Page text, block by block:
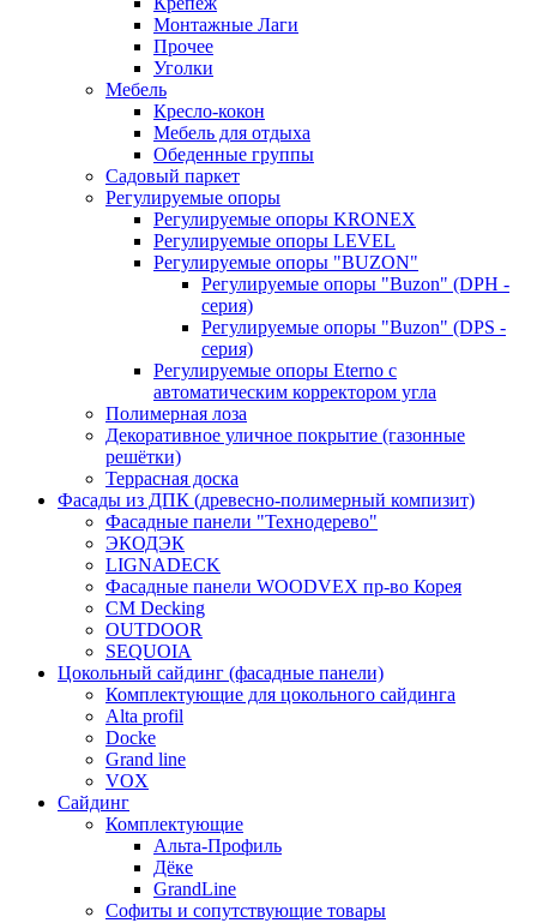
Монтажные Лаги
Прочее
Уголки
Мебель
Кресло-кокон
Мебель для отдыха
Обеденные группы
Садовый паркет
Регулируемые опоры
Регулируемые опоры KRONEX
Регулируемые опоры LEVEL
Регулируемые опоры "BUZON"
Регулируемые опоры "Buzon" (DPH -
серия)
Регулируемые опоры "Buzon" (DPS -
серия)
Регулируемые опоры Eterno с
автоматическим корректором угла
Полимерная лоза
Декоративное уличное покрытие (газонные
решётки)
Террасная доска
Фасады из ДПК (древесно-полимерный компизит)
Фасадные панели "Технодерево"
ЭКОДЭК
LIGNADECK
Фасадные панели WOODVEX пр-во Корея
CM Decking
OUTDOOR
SEQUOIA
Цокольный сайдинг (фасадные панели)
Комплектующие для цокольного сайдинга
Alta profil
Docke
Grand line
VOX
Сайдинг
Комплектующие
Альта-Профиль
Дёке
GrandLine
Софиты и сопутствующие товары